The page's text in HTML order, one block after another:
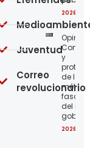
2026-
y
de los
del
2026-
Juventud
Correo
revolucionario